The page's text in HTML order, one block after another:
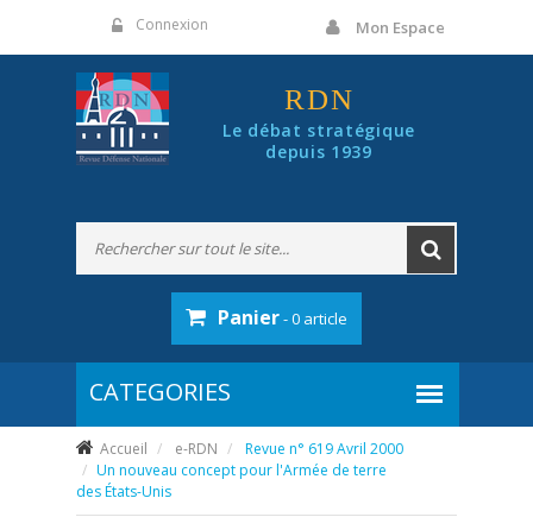
Connexion Mon Espace
RDN
Le débat stratégique
depuis 1939
Panier- 0 article
Accueil e-RDN
Revue n° 619 Avril 2000
Un nouveau concept pour l'Armée de terre
des États-Unis